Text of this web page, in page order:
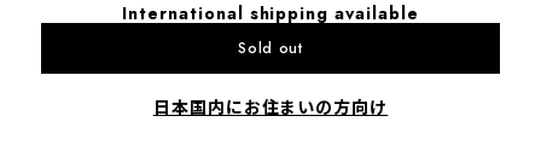
International shipping available
Sold out
日本国内にお住まいの方向け